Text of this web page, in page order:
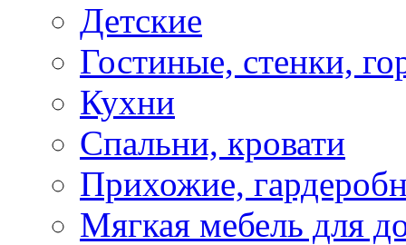
Детские
Гостиные, стенки,
Кухни
Спальни, кровати
Прихожие,
Мягкая мебель для